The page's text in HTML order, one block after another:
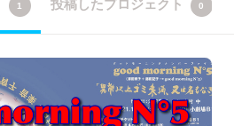
1 0